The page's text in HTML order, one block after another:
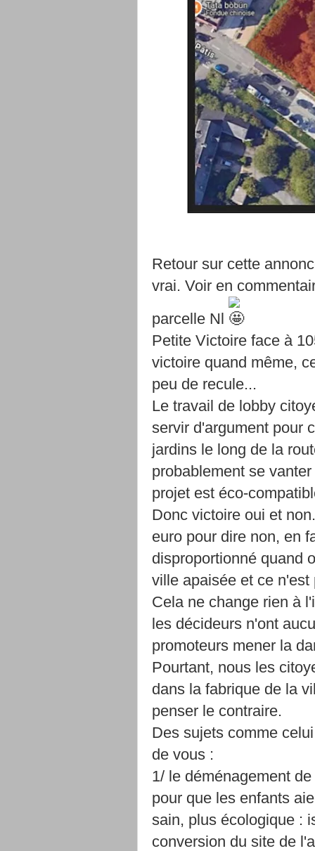
Retour sur cette
vrai. Voir en
parcelle Nl
Petite Victoire face à
victoire quand même,
peu de recule...
Le travail de lobby
servir d'argument pour
jardins le long de la
probablement se
projet est éco-
Donc victoire oui et
euro pour dire non, en
disproportionné quand
ville apaisée et ce n'est
Cela ne change rien à
les décideurs n'ont
promoteurs mener la
Pourtant, nous les
dans la fabrique de la
penser le contraire.
Des sujets comme
de vous :
1/ le déménagement
pour que les enfants
sain, plus écologique :
conversion du site de